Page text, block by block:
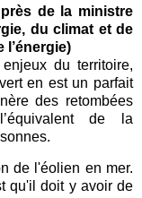
de la ministre
du climat et de
l’énergie)
du territoire,
en est un parfait
des retombées
de la
de l'éolien en mer.
qu'il doit y avoir de